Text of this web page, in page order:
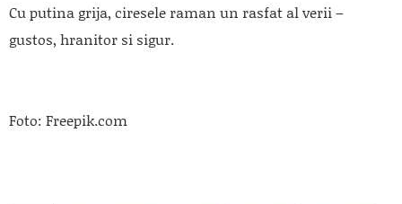
Cu putina grija, ciresele raman un rasfat al verii –
gustos, hranitor si sigur.
Foto: Freepik.com